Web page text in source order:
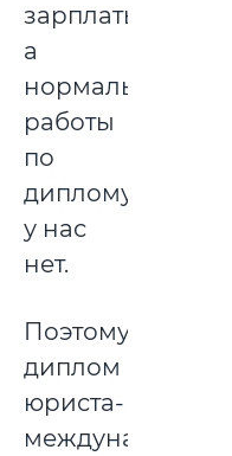
зарплаты,
а
нормальной
работы
по
диплому
у нас
нет.
Поэтому
диплом
юриста-
международника